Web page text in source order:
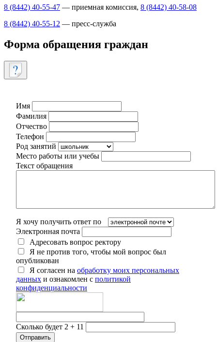
8 (8442) 40-55-47 — приемная комиссия, 8 (8442) 40-58-08
8 (8442) 40-55-12 — пресс-служба
Форма обращения граждан
Имя
Фамилия
Отчество
Телефон
Род занятий
Место работы или учебы
Текст обращения
Я хочу получить ответ по
Электронная почта
Адресовать вопрос ректору
Я не против того, чтобы мой вопрос был
опубликован
Я согласен на обработку моих персональных
данных и ознакомлен с политикой
конфиденциальности
Сколько будет 2 + 11